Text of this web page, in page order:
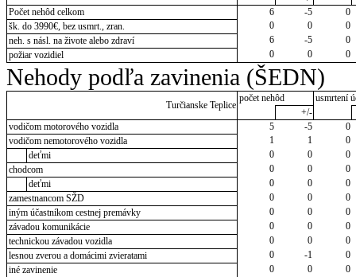
Počet nehôd celkom
6 -5
0
šk. do 3990€, bez usmrt., zran.
0 0
0
neh. s násl. na živote alebo zdraví
6 -5
0
požiar vozidiel
0 0 0
Nehody podľa zavinenia (ŠEDN)
Turčianske Teplice
počet nehôd
usmrtení
+/-
vodičom motorového vozidla
5 -5
0
vodičom nemotorového vozidla
1 1
0
deťmi
0 0
0
chodcom
0 0
0
deťmi
0 0
0
zamestnancom SŽD
0 0
0
iným účastníkom cestnej premávky
0 0
0
závadou komunikácie
0 0
0
technickou závadou vozidla
0 0
0
lesnou zverou a domácimi zvieratami
0 -1
0
iné zavinenie
0 0
0